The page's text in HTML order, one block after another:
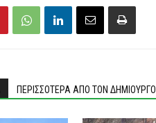
ΠΕΡΙΣΣΟΤΕΡΑ ΑΠΟ ΤΟΝ ΔΗΜΙΟΥΡΓΟ